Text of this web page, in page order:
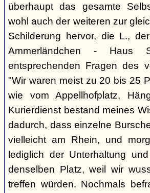
überhaupt das gesamte
wohl auch der weiteren zur
Schilderung hervor, die L.,
Ammerländchen - Haus
entsprechenden Fragen des
"Wir waren meist zu 20 bis 25
wie vom Appellhofplatz,
Kurierdienst bestand meines
dadurch, dass einzelne
vielleicht am Rhein, und
lediglich der Unterhaltung
denselben Platz, weil wir
treffen würden. Nochmals